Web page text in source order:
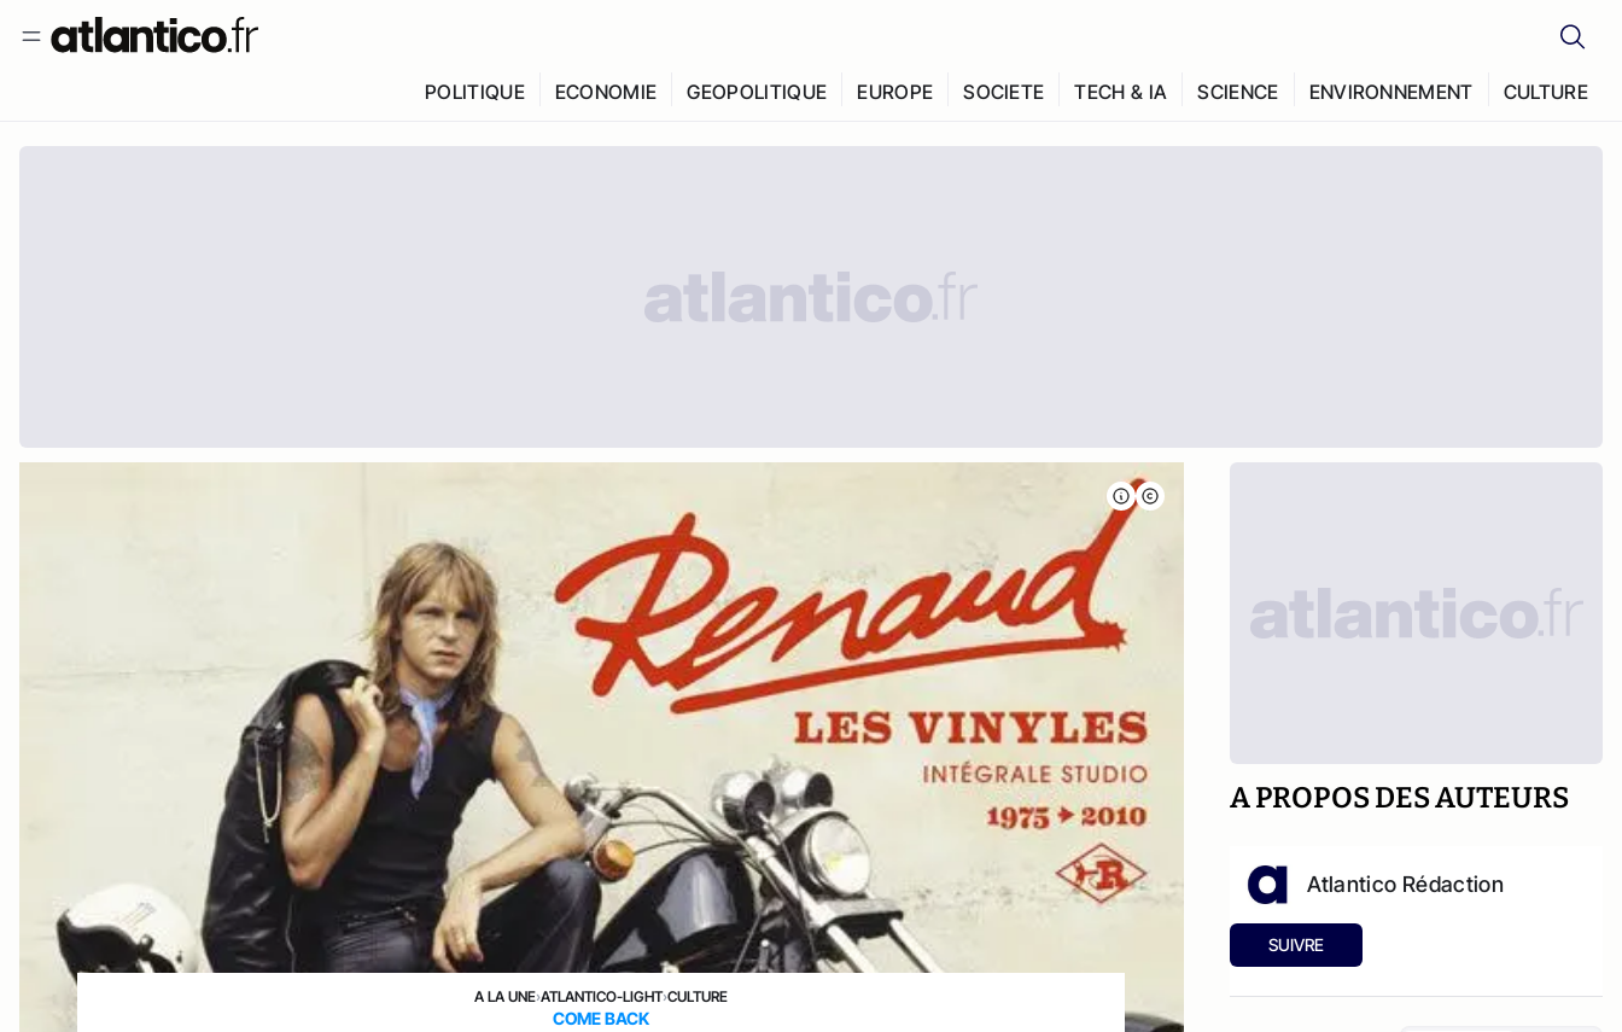
POLITIQUE ECONOMIE GEOPOLITIQUE EUROPE SOCIETE TECH & IA SCIENCE ENVIRONNEMENT CULTURE
A LA UNE›ATLANTICO-LIGHT›CULTURE
COME BACK
A PROPOS DES AUTEURS
Atlantico Rédaction
SUIVRE